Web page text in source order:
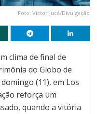
Foto: Victor Jucá/Divulgação
clima de final de
do Globo de
(11), em Los
reforça um
quando a vitória